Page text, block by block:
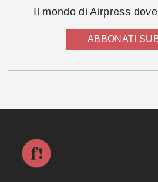
Il mondo di Airpress
ABBONATI